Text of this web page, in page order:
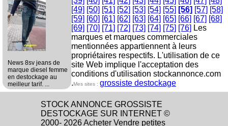
News 8sv jeans de
marque diesel femme
en destockage au
meilleur tarif. ...
[49] [50] [51] [52] [53] [54] [55] [56] [57] [58]
[59] [60] [61] [62] [63] [64] [65] [66] [67] [68]
[69] [70] [71] [72] [73] [74] [75] [76] Les
marques et marques commerciales
mentionnées appartiennent à leurs
propriétaires respectifs. L'utilisation de ce
site Web implique l'acceptation des
conditions d'utilisation stockannonce.com
.Mes sites : grossiste destockage
STOCK ANNONCE GROSSISTE
DESTOCKAGE SUR INTERNET ©
2000- 2026 Acheter Vendre petites